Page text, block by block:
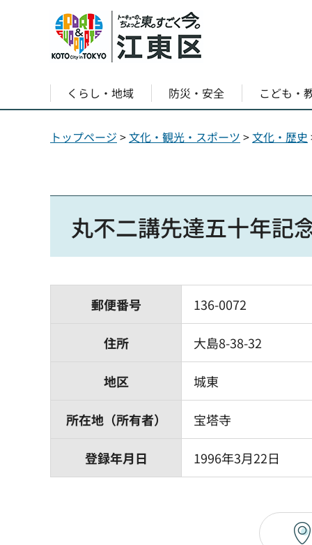
くらし・地域 防災・安全 こども・
トップページ >文化・観光・スポーツ >文化・歴史
丸不二講先達五十年
郵便番号 136-0072
住所 大島8-38-32
地区 城東
所在地（所有者） 宝塔寺
登録年月日 1996年3月22日